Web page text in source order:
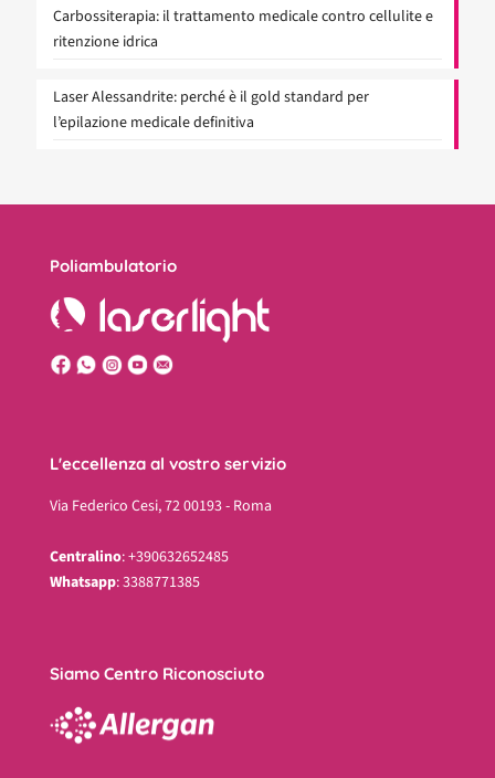
Carbossiterapia: il trattamento medicale contro cellulite e
ritenzione idrica
Laser Alessandrite: perché è il gold standard per
l’epilazione medicale definitiva
Poliambulatorio
L'eccellenza al vostro servizio
Via Federico Cesi, 72 00193 - Roma
Centralino: +390632652485
Whatsapp: 3388771385
Siamo Centro Riconosciuto